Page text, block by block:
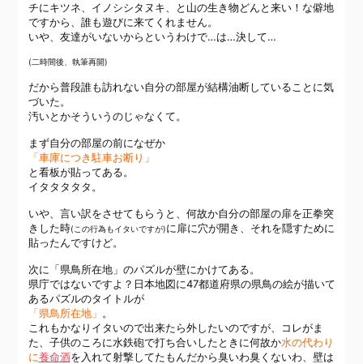
チにキツネ、イノシシタヌキ、と山の生き物どんと来い！な僻地
ですから、誰も遊びに来てくれません。
いや、友達がいないからというわけで…は…決して…
(二時間後、執筆再開)
だから普段誰も訪れない自分の部屋が結構油断していることに気
づいた。
汚いとかそういうのじゃなくて。
まず自分の部屋の前になぜか
「車庫につき駐車お断り」
と看板が貼ってある。
イタタタタタ。
いや、言い訳をさせてもらうと、何故か自分の部屋の扉を正拳突
きした時(この行為もイタいですが)に扉に穴が開き、それを隠すために
貼ったんですけど。
次に「県鳥所在地」のパズルが壁にかけてある。
県庁ではないですよ？日本地図に47都道府県の県鳥の絵が描いて
あるパズルのタイトルが
「県鳥所在地」 。
これもかなりイタいので出来たら外したいのですが、コレがま
た、子供のころに水鉄砲で打ち合いしたときに何故か水の代わり
に養命酒を入れて射撃してたもんだから臭いわ臭くないわ、壁は